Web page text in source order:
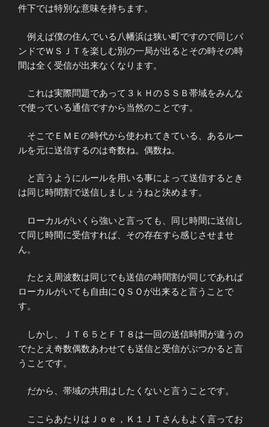
件下では特別な意味を持ちます。
例えば僕の住んでいる八幡浜は狭い町ですので同じバ
ンドでＷＳＪＴを楽しむ別の一局が出るとその時その時
間は全く受信が出来なくなります。
これは実際問題であって３ｋＨのＳＳＢ帯域をみんな
で使っている通信ですから当然のことです。
そこでＥＭＥの時代から使われてきている、あるルー
ルを元に送信するのは奇数ね。偶数ね。
と言うようにルールを用いる事によって送信するとき
は同じ時間割で送信しましょうねと決めます。
ローカルがいくら強いと言っても、同じ時間に送信し
て同じ時間に受信すれば、その存在すら感じさせませ
ん。
たとえ周波数は同じでも送信の時間割が同じであれば
ローカルがいても自由にＱＳＯが出来ると言うことで
す。
しかし、ＪＴ６５とＦＴ８は一回の送信時間が違うの
でたとえ奇数偶数あわせても送信と受信がぶつかると言
うことです。
だから、帯域の共用はしたくないと言うことです。
ここらあたりはＪｏｅ，Ｋ１ＪＴさんもよく言ってお